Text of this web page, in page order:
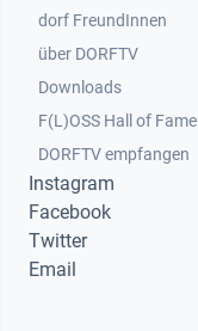
dorf FreundInnen
Footer 3
über DORFTV
Downloads
F(L)OSS Hall of Fame
Footer 4
DORFTV empfangen
Instagram
Facebook
Twitter
Email